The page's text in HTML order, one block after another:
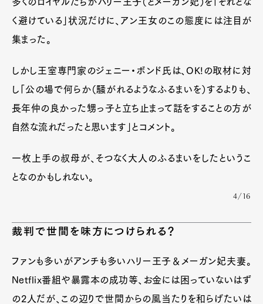
く避けている」状況だけに、アン王女のこの態度には注目が
集まった。
しかし王室専門家のジェニー・ボンド氏は、OK!の取材に対
し「公の場で何らか（騒がれるようなふるまいを）するよりも、
長年仲の良かった甥っ子と立ち止まって話をすることの方が
自然な流れだったと思います」とコメント。
一枚上手の叔母が、そつなく大人のふるまいをしたというこ
となのかもしれない。
4/16
裁判で世間を味方につけられる？
ファンも多いがアンチも多いハリー王子＆メーガン妃夫妻。
Netflix番組や暴露本の成功等、お金には困っていないはず
の2人だが、この辺りで世間からの風当たりを和らげたいは